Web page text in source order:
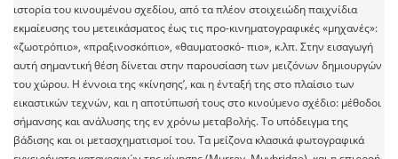
ιστορία του κινουμένου σχεδίου, από τα πλέον στοιχειώδη παιχνίδια
εκμαίευσης του μετεικάσματος έως τις προ-κινηματογραφικές «μηχανές»:
«ζωοτρόπιο», «πραξινοσκόπιο», «θαυματοσκό- πιο», κ.λπ. Στην εισαγωγή
αυτή σημαντική θέση δίνεται στην παρουσίαση των μειζόνων δημιουργών
του χώρου. Η έννοια της «κίνησης’, και η ένταξή της στο πλαίσιο των
εικαστικών τεχνών, και η αποτύπωσή τους στο κινούμενο σχέδιο: μέθοδοι
σήμανσης και ανάλυσης της εν χρόνω μεταβολής. Το υπόδειγμα της
βάδισης και οι μετασχηματισμοί του. Τα μείζονα κλασικά φωτογραφικά